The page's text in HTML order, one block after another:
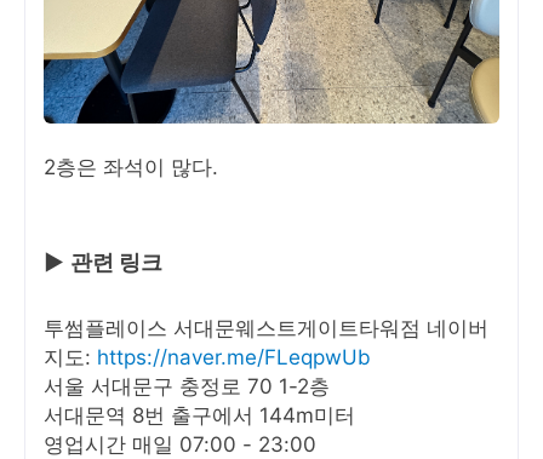
2층은 좌석이 많다.
▶ 관련 링크
투썸플레이스 서대문웨스트게이트타워점 네이버
지도: https://naver.me/FLeqpwUb
서울 서대문구 충정로 70 1-2층
서대문역 8번 출구에서 144m미터
영업시간 매일 07:00 - 23:00